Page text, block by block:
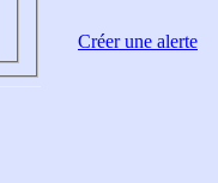
Créer une alerte